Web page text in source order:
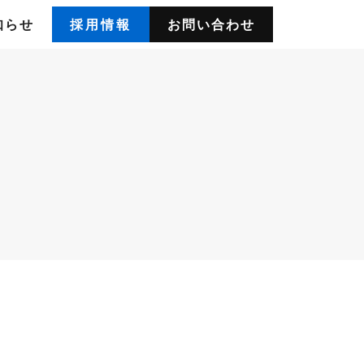
らせ 採用情報 お問い合わせ